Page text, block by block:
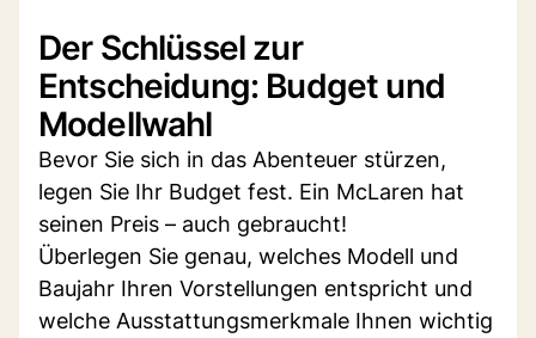
Der Schlüssel zur
Entscheidung: Budget und
Modellwahl
Bevor Sie sich in das Abenteuer stürzen,
legen Sie Ihr Budget fest. Ein McLaren hat
seinen Preis – auch gebraucht!
Überlegen Sie genau, welches Modell und
Baujahr Ihren Vorstellungen entspricht und
welche Ausstattungsmerkmale Ihnen wichtig